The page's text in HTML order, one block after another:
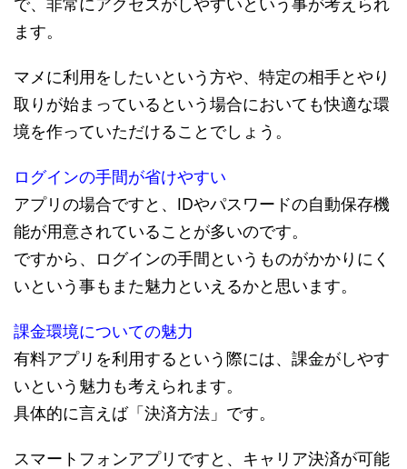
ます。
マメに利用をしたいという方や、特定の相手とやり
取りが始まっているという場合においても快適な環
境を作っていただけることでしょう。
ログインの手間が省けやすい
アプリの場合ですと、IDやパスワードの自動保存機
能が用意されていることが多いのです。
ですから、ログインの手間というものがかかりにく
いという事もまた魅力といえるかと思います。
課金環境についての魅力
有料アプリを利用するという際には、課金がしやす
いという魅力も考えられます。
具体的に言えば「決済方法」です。
スマートフォンアプリですと、キャリア決済が可能